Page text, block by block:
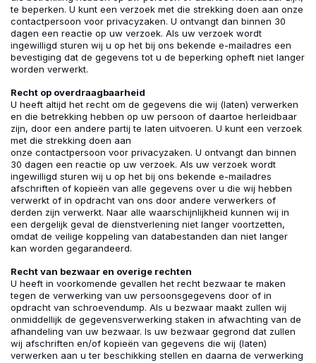
te beperken. U kunt een verzoek met die strekking doen aan onze
contactpersoon voor privacyzaken. U ontvangt dan binnen 30
dagen een reactie op uw verzoek. Als uw verzoek wordt
ingewilligd sturen wij u op het bij ons bekende e-mailadres een
bevestiging dat de gegevens tot u de beperking opheft niet langer
worden verwerkt.
Recht op overdraagbaarheid
U heeft altijd het recht om de gegevens die wij (laten) verwerken
en die betrekking hebben op uw persoon of daartoe herleidbaar
zijn, door een andere partij te laten uitvoeren. U kunt een verzoek
met die strekking doen aan
onze contactpersoon voor privacyzaken. U ontvangt dan binnen
30 dagen een reactie op uw verzoek. Als uw verzoek wordt
ingewilligd sturen wij u op het bij ons bekende e-mailadres
afschriften of kopieën van alle gegevens over u die wij hebben
verwerkt of in opdracht van ons door andere verwerkers of
derden zijn verwerkt. Naar alle waarschijnlijkheid kunnen wij in
een dergelijk geval de dienstverlening niet langer voortzetten,
omdat de veilige koppeling van databestanden dan niet langer
kan worden gegarandeerd.
Recht van bezwaar en overige rechten
U heeft in voorkomende gevallen het recht bezwaar te maken
tegen de verwerking van uw persoonsgegevens door of in
opdracht van schroevendump. Als u bezwaar maakt zullen wij
onmiddellijk de gegevensverwerking staken in afwachting van de
afhandeling van uw bezwaar. Is uw bezwaar gegrond dat zullen
wij afschriften en/of kopieën van gegevens die wij (laten)
verwerken aan u ter beschikking stellen en daarna de verwerking